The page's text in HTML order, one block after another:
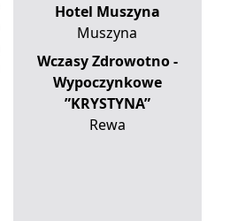
Hotel Muszyna
Muszyna
Wczasy Zdrowotno -
Wypoczynkowe
”KRYSTYNA”
Rewa